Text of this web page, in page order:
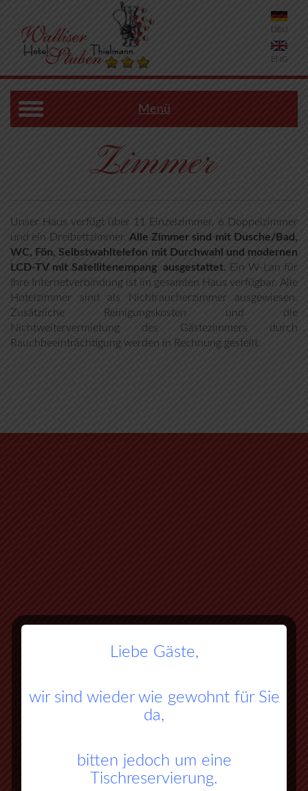
DEU
ENG
Menü
Zimmer
Unser Haus verfügt über 11 Einzelzimmer, 6 Doppelzimmer
und ein Dreibettzimmer. Alle Zimmer sind mit Dusche/Bad,
WC, Fön, Selbstwahltelefon mit Durchwahl und modernen
LCD-TV mit Satellitenempang ausgestattet. Ein W-Lan für
Ihre Internetverbindung ist im gesamten Haus verfügbar. Alle
Hotelzimmer sind als Nichtraucherzimmer ausgewiesen.
Zusätzliche Reinigungskosten und die
Nichtweitervermietung des Gästezimmers durch
Rauchbeeinträchtigung werden in Rechnung gestellt.
Liebe Gäste,
wir sind wieder wie gewohnt für Sie
da,
bitten jedoch um eine
Tischreservierung.